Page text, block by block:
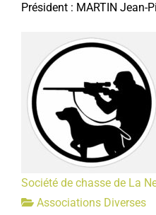
Président : MARTIN Jean-
Société de chasse de La
Associations Diverses